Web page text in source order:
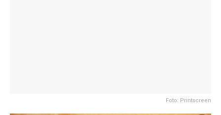
Foto: Printscreen